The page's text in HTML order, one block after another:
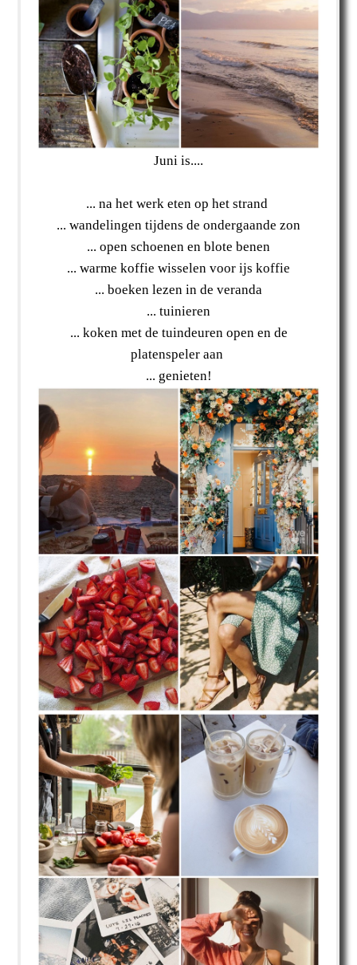
Juni is....
... na het werk eten op het strand
... wandelingen tijdens de ondergaande zon
... open schoenen en blote benen
... warme koffie wisselen voor ijs koffie
... boeken lezen in de veranda
... tuinieren
... koken met de tuindeuren open en de
platenspeler aan
... genieten!